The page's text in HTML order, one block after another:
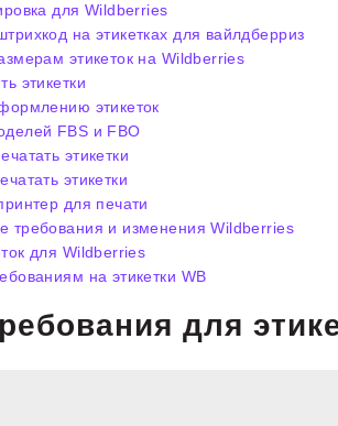
для Wildberries
на этикетках для вайлдберриз
этикеток на Wildberries
этикетки
этикеток
FBS и FBO
этикетки
этикетки
для печати
требования и изменения Wildberries
для Wildberries
на этикетки WB
для